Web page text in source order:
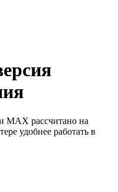
MAX рассчитано на
удобнее работать в